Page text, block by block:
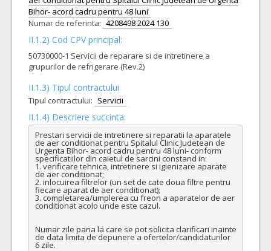
Bihor- acord cadru pentru 48 luni
Numar de referinta: 4208498 2024 130
II.1.2) Cod CPV principal:
50730000-1 Servicii de reparare si de intretinere a
grupurilor de refrigerare (Rev.2)
II.1.3) Tipul contractului
Tipul contractului: Servicii
II.1.4) Descriere succinta:
Prestari servicii de intretinere si reparatii la aparatele
de aer conditionat pentru Spitalul Clinic Judetean de
Urgenta Bihor- acord cadru pentru 48 luni- conform
specificatiilor din caietul de sarcini constand in:
1. verificare tehnica, intretinere si igienizare aparate
de aer conditionat;
2. inlocuirea filtrelor (un set de cate doua filtre pentru
fiecare aparat de aer conditionat);
3. completarea/umplerea cu freon a aparatelor de aer
conditionat acolo unde este cazul.
Numar zile pana la care se pot solicita clarificari inainte
de data limita de depunere a ofertelor/candidaturilor
6 zile.